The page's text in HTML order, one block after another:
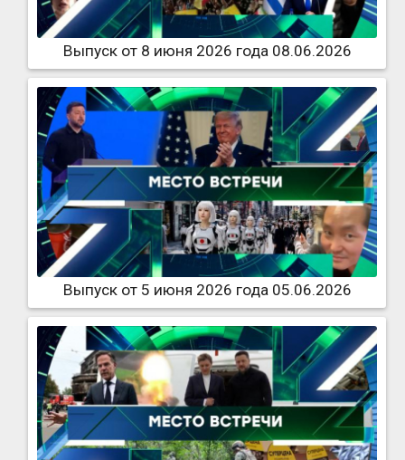
Выпуск от 8 июня 2026 года 08.06.2026
Выпуск от 5 июня 2026 года 05.06.2026